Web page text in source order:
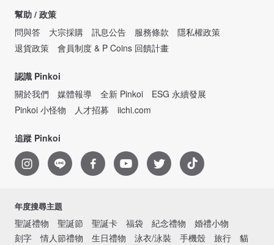
幫助 / 政策
問與答
大宗採購 訊息公告 服務條款
隱私權政策
退貨政策
會員制度 & P Coins 回饋計畫
認識 Pinkoi
關於我們
媒體報導 全新 Pinkoi
ESG 永續發展
Pinkoi 小怪物
人才招募 iichi.com
追蹤 Pinkoi
年度搜尋主題
聖誕禮物 聖誕節 聖誕卡 福袋 紀念禮物
婚禮小物
刻字
情人節禮物 生日禮物 泳衣/泳裝 手機殼 旅行 貓